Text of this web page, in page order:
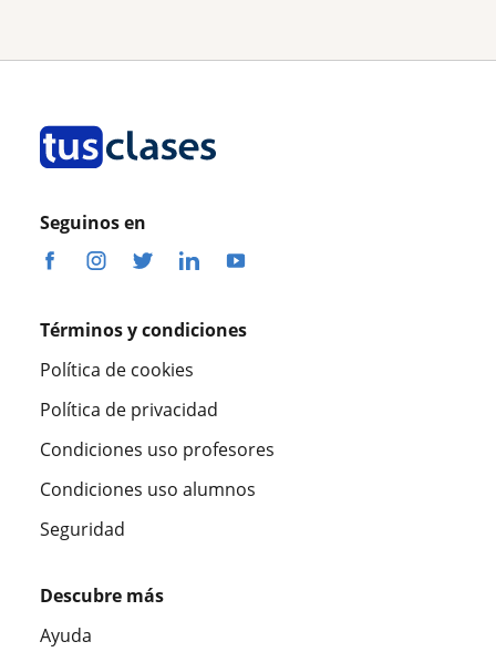
Seguinos en
Términos y condiciones
Política de cookies
Política de privacidad
Condiciones uso profesores
Condiciones uso alumnos
Seguridad
Descubre más
Ayuda